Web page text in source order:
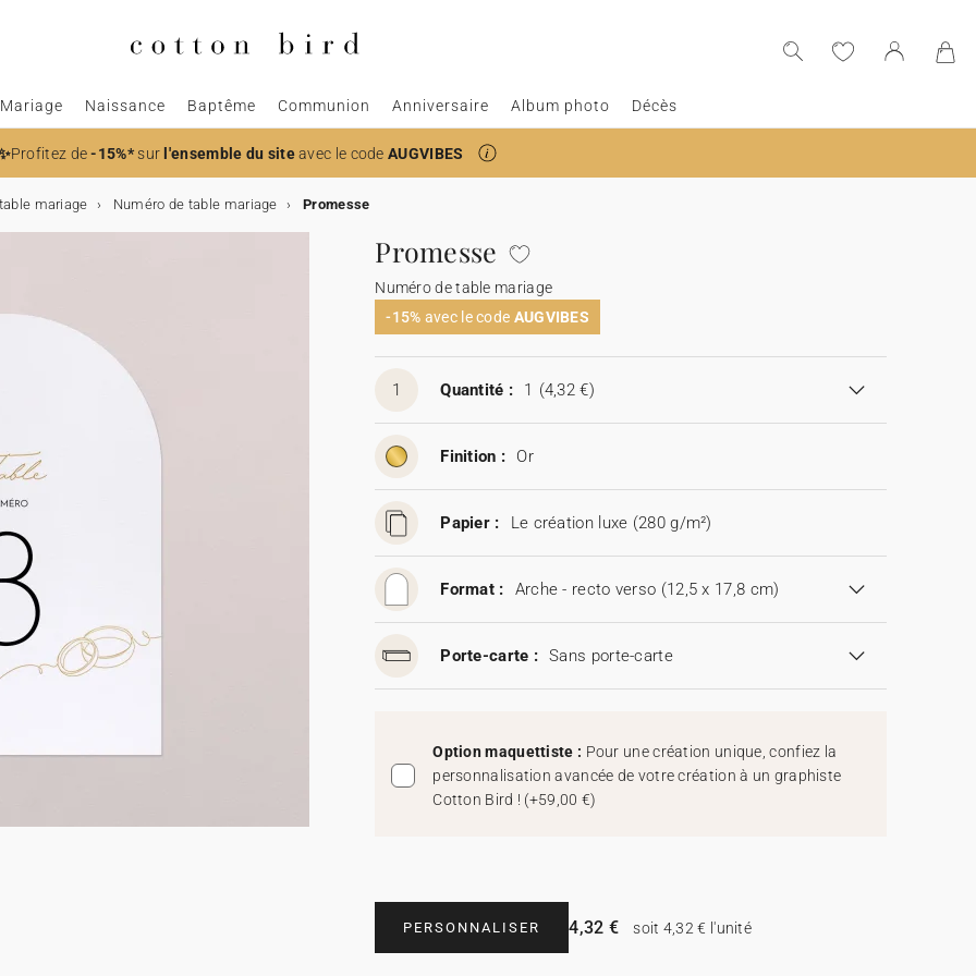
Mariage Naissance Baptême Communion Anniversaire Album photo Décès
Profitez de-15%*surl'ensemble du siteavec le code AUGVIBES
mariage Numéro de table mariage Promesse
Promesse
Numéro de table mariage
-15% avec le code AUGVIBES
1 Quantité : 1 (4,32 €)
Finition : Or
Papier : Le création luxe (280 g/m²)
Format : Arche - recto verso (12,5 x 17,8 cm)
Porte-carte : Sans porte-carte
Option maquettiste : Pour une création unique, confiez la
personnalisation avancée de votre création à un graphiste
Cotton Bird ! (+59,00 €)
PERSONNALISER 4,32 € soit 4,32 € l'unité